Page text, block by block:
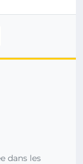
dans les